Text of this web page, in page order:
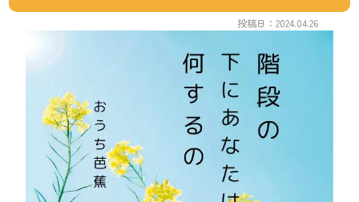
投稿日：2024.04.26